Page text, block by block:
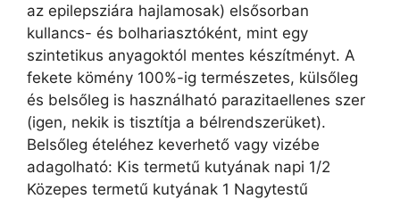
az epilepsziára hajlamosak) elsősorban
kullancs- és bolhariasztóként, mint egy
szintetikus anyagoktól mentes készítményt. A
fekete kömény 100%-ig természetes, külsőleg
és belsőleg is használható parazitaellenes szer
(igen, nekik is tisztítja a bélrendszerüket).
Belsőleg ételéhez keverhető vagy vizébe
adagolható: Kis termetű kutyának napi 1/2
Közepes termetű kutyának 1 Nagytestű